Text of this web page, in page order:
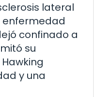
lateral
enfermedad
confinado a
su
y una